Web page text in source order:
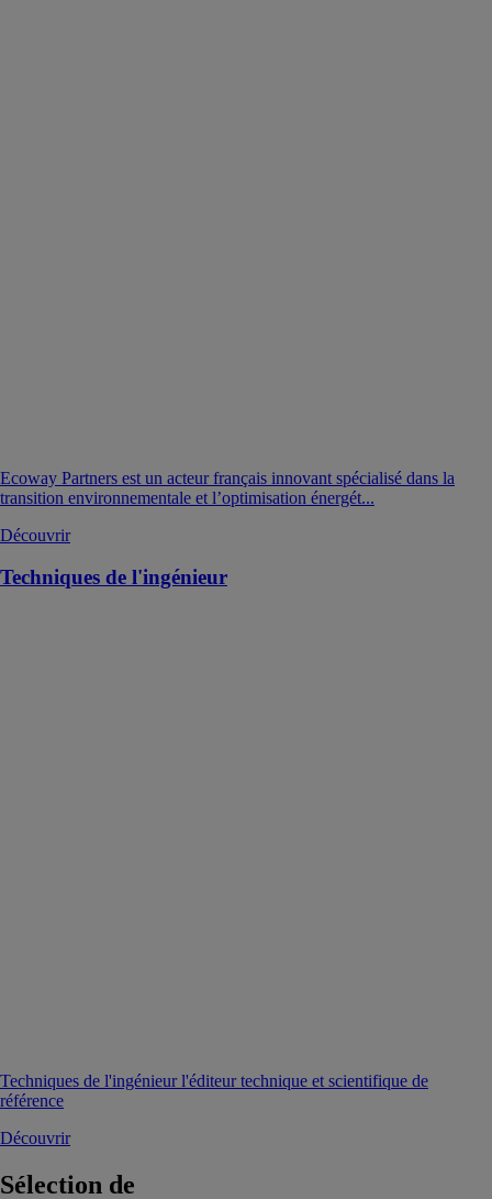
Ecoway Partners est un acteur français innovant spécialisé dans la
transition environnementale et l’optimisation énergét...
Découvrir
Techniques de l'ingénieur
Techniques de l'ingénieur l'éditeur technique et scientifique de
référence
Découvrir
Sélection de